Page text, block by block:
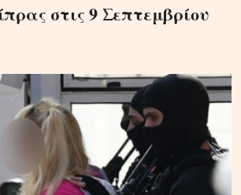
στις 9 Σεπτεμβρίου